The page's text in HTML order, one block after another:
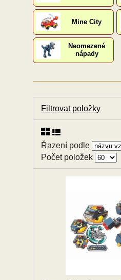
Mine City
Neomezené
nápady
Filtrovat položky
Řazení podle
Počet položek